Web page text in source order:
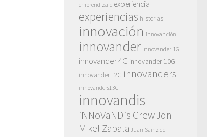
emprendizaje experiencia
experiencias historias
innovación innovanción
innovander innovander 1G
innovander 4G innovander 10G
innovander 12G innovanders
innovanders13G
innovandis
iNNoVaNDis CrewJon
Mikel Zabala Juan Sainz de